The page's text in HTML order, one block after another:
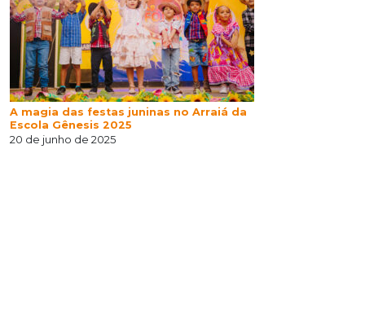
A magia das festas juninas no Arraiá da
Escola Gênesis 2025
20 de junho de 2025